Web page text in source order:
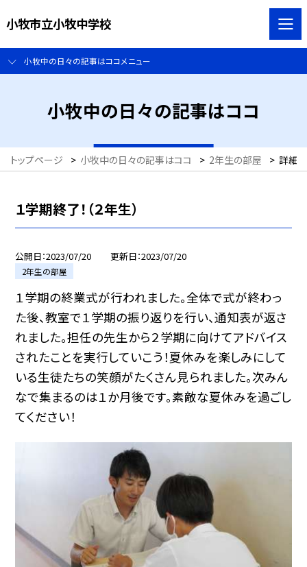
小牧市立小牧中学校
小牧中の日々の記事はココメニュー
小牧中の日々の記事はココ
トップページ > 小牧中の日々の記事はココ > 2年生の部屋 > 詳細
１学期終了！（２年生）
公開日 2023/07/20 更新日 2023/07/20
2年生の部屋
１学期の終業式が行われました。全体で式が終わっ
た後、教室で１学期の振り返りを行い、通知表が返さ
れました。担任の先生から２学期に向けてアドバイス
されたことを実行していこう！夏休みを楽しみにして
いる生徒たちの笑顔がたくさん見られました。次みん
なで集まるのは１か月後です。素敵な夏休みを過ごし
てください！